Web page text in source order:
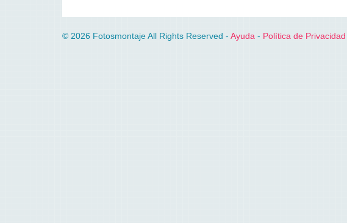
© 2026 Fotosmontaje All Rights Reserved - Ayuda - Política de Privacidad